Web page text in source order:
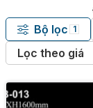
Bộ lọc 1
Lọc theo giá